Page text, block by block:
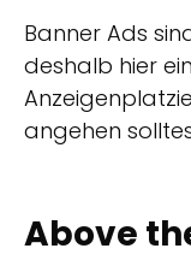
Banner Ads
deshalb hier
angehen
Above